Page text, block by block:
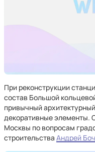
При реконструкции
состав Большой
привычный
декоративные элементы.
Москвы по вопросам
строительства Андрей